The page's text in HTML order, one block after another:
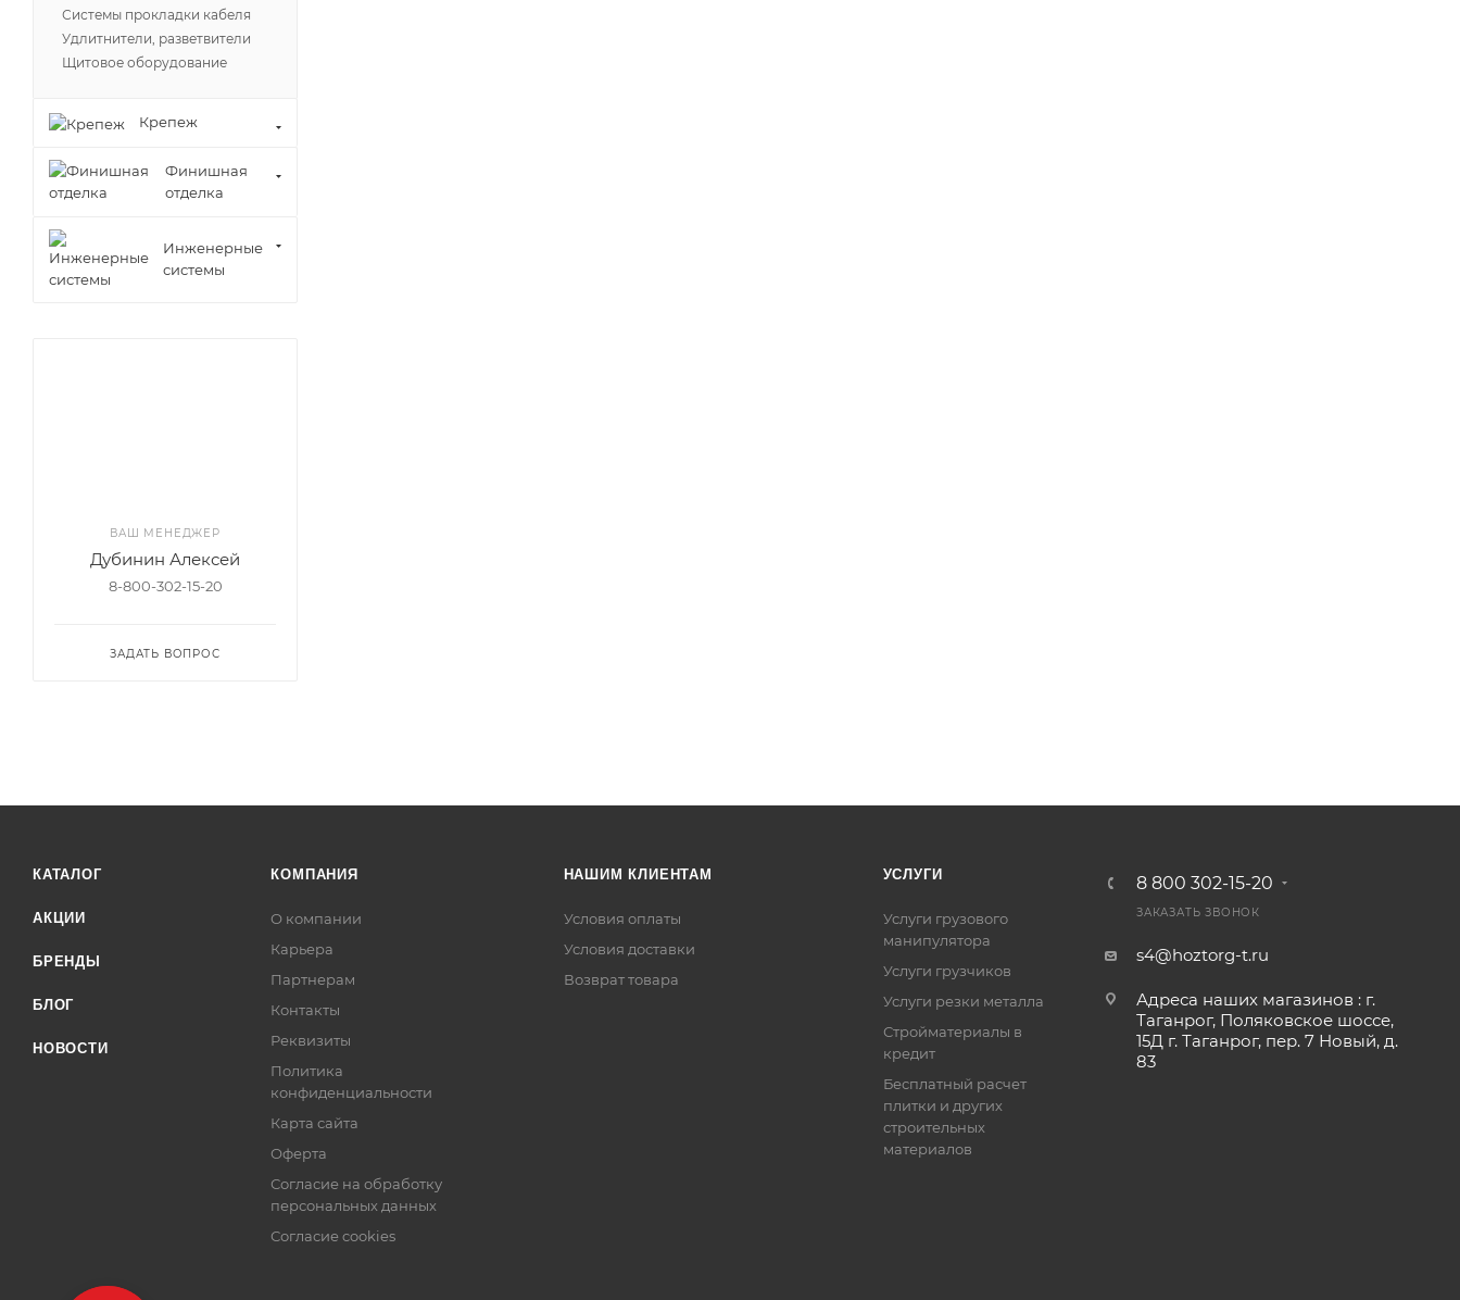
Системы прокладки кабеля
Удлитнители, разветвители
Щитовое оборудование
Крепеж
Финишная
отделка
Инженерные
системы
ВАШ МЕНЕДЖЕР
Дубинин Алексей
8-800-302-15-20
ЗАДАТЬ ВОПРОС
КАТАЛОГ
АКЦИИ
БРЕНДЫ
БЛОГ
НОВОСТИ
КОМПАНИЯ
О компании
Карьера
Партнерам
Контакты
Реквизиты
Политика
конфиденциальности
Карта сайта
Оферта
Согласие на обработку
персональных данных
Согласие cookies
НАШИМ КЛИЕНТАМ
Условия оплаты
Условия доставки
Возврат товара
УСЛУГИ
Услуги грузового
манипулятора
Услуги грузчиков
Услуги резки металла
Стройматериалы в
кредит
Бесплатный расчет
плитки и других
строительных
материалов
8 800 302-15-20
ЗАКАЗАТЬ ЗВОНОК
s4@hoztorg-t.ru
Адреса наших магазинов : г.
Таганрог, Поляковское шоссе,
15Д г. Таганрог, пер. 7 Новый, д.
83